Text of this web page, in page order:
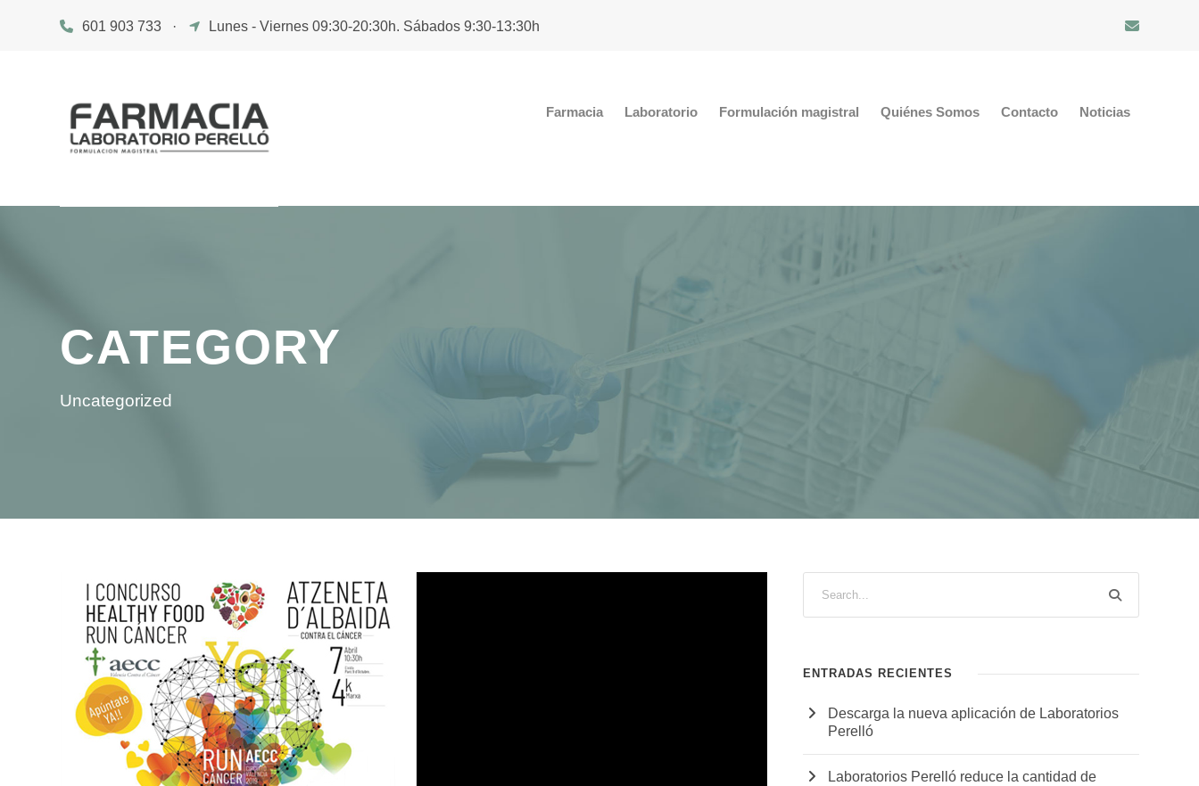
601 903 733 · Lunes - Viernes 09:30-20:30h. Sábados 9:30-13:30h
Farmacia Laboratorio Formulación magistral Quiénes Somos Contacto Noticias
CATEGORY
Uncategorized
ENTRADAS RECIENTES
Descarga la nueva aplicación de Laboratorios
Perelló
Laboratorios Perelló reduce la cantidad de